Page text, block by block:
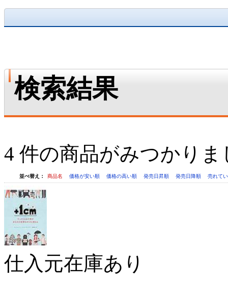
検索結果
4 件の商品がみつかりま
並べ替え： 商品名 価格が安い順 価格の高い順 発売日昇順 発売日降順 売れて
仕入元在庫あり